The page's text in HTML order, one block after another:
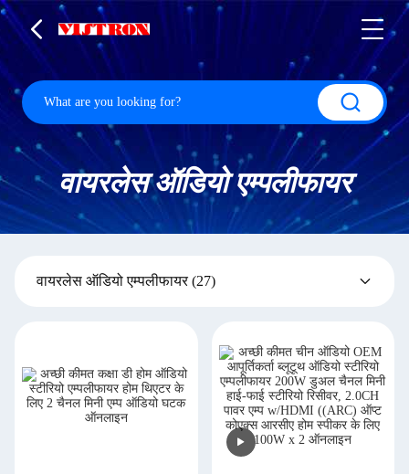
वायरलेस ऑडियो एम्पलीफायर
वायरलेस ऑडियो एम्पलीफायर(27)